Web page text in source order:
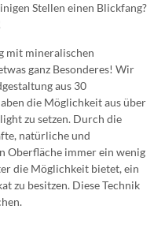
Stellen einen Blickfang?
mit mineralischen
ganz Besonderes! Wir
aus 30
die Möglichkeit aus über
zu setzen. Durch die
natürliche und
Oberfläche immer ein wenig
die Möglichkeit bietet, ein
zu besitzen. Diese Technik